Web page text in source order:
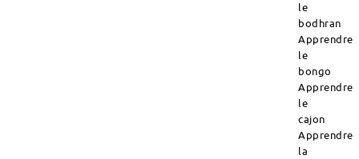
le
bodhran
Apprendre
le
bongo
Apprendre
le
cajon
Apprendre
la